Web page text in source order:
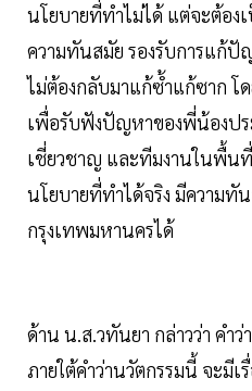
นโยบายที่ทำไม่ได้ แต่จะต้อง
ความทันสมัย รองรับการแก้
ไม่ต้องกลับมาแก้ซ้ำแก้ซาก โ
เพื่อรับฟังปัญหาของพี่น้องป
เชี่ยวชาญ และทีมงานในพื้น
นโยบายที่ทำได้จริง มีความ
กรุงเทพมหานครได้
ด้าน น.ส.วทันยา กล่าวว่า คำ
ภายใต้คำว่านวัตกรรมนี้ จะมี